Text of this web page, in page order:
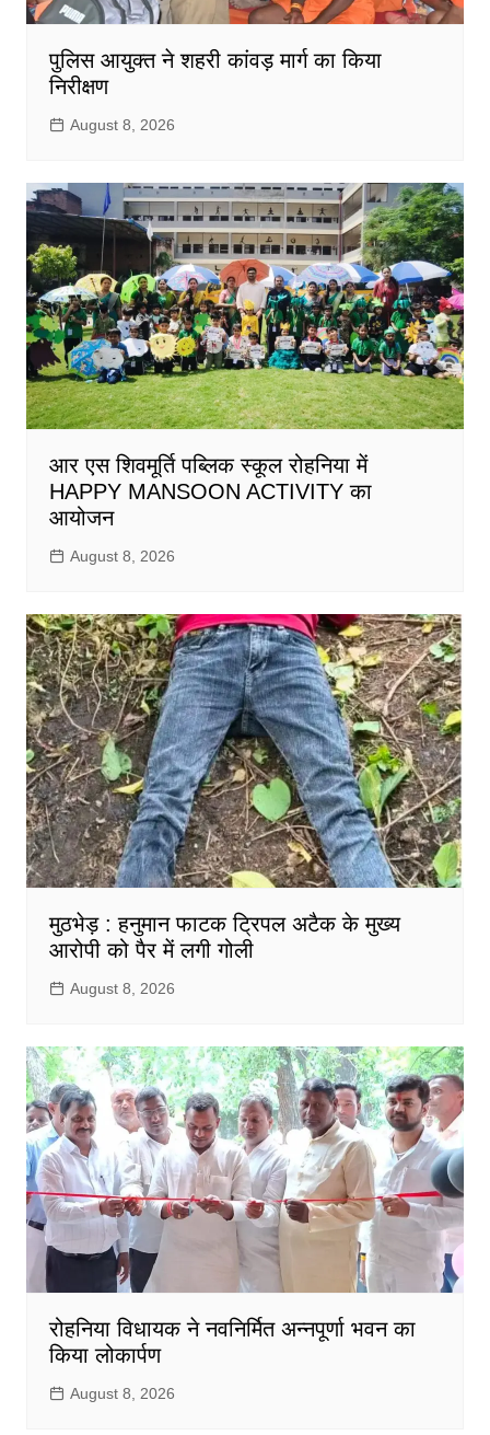
पुलिस आयुक्त ने शहरी कांवड़ मार्ग का किया
निरीक्षण
August 8, 2026
आर एस शिवमूर्ति पब्लिक स्कूल रोहनिया में
HAPPY MANSOON ACTIVITY का
आयोजन
August 8, 2026
मुठभेड़ : हनुमान फाटक ट्रिपल अटैक के मुख्य
आरोपी को पैर में लगी गोली
August 8, 2026
रोहनिया विधायक ने नवनिर्मित अन्नपूर्णा भवन का
किया लोकार्पण
August 8, 2026